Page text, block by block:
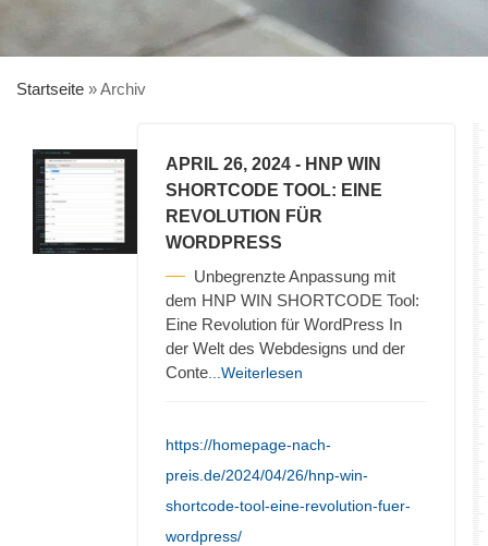
Startseite »Archiv
APRIL 26, 2024 - HNP WIN
SHORTCODE TOOL: EINE
REVOLUTION FÜR
WORDPRESS
Unbegrenzte Anpassung mit
dem HNP WIN SHORTCODE Tool:
Eine Revolution für WordPress In
der Welt des Webdesigns und der
Conte ...Weiterlesen
https://homepage-nach-
preis.de/2024/04/26/hnp-win-
shortcode-tool-eine-revolution-fuer-
wordpress/